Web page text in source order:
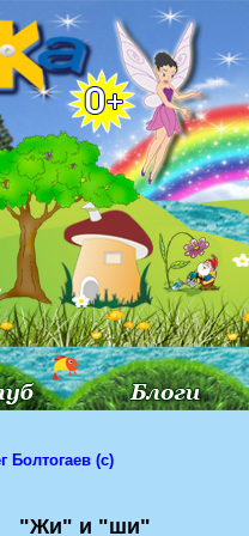
Болтогаев (с)
"Жи" и "ши"